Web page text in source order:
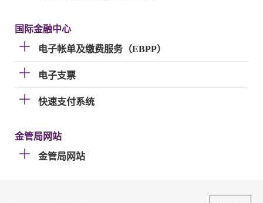
国际金融中心
电子帐单及缴费服务（EBPP）
电子支票
快速支付系统
金管局网站
金管局网站